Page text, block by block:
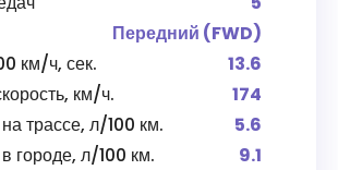
Передний (FWD)
км/ч, сек.
13.6
км/ч.
174
трассе, л/100 км.
5.6
городе, л/100 км.
9.1